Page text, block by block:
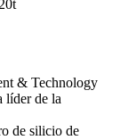
& Technology
líder de la
de silicio de